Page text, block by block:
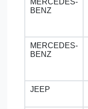
BENZ
MERCEDES-
BENZ
JEEP